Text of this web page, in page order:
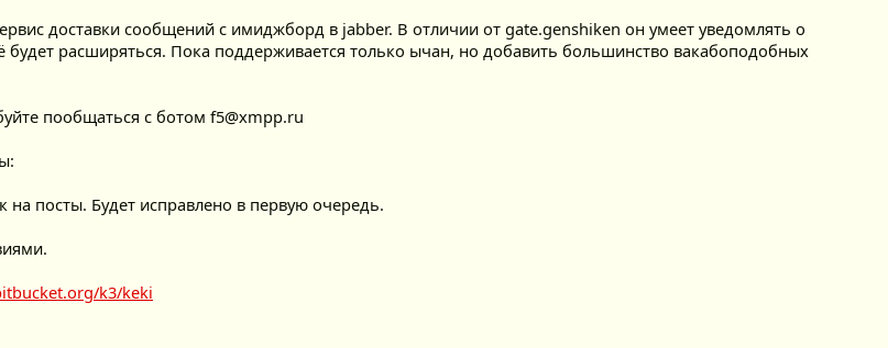
доставки сообщений с имиджборд в jabber. В отличии от gate.genshiken он умеет уведомлять о
расширяться. Пока поддерживается только ычан, но добавить большинство вакабоподобных
пообщаться с ботом f5@xmpp.ru
посты. Будет исправлено в первую очередь.
k3/keki